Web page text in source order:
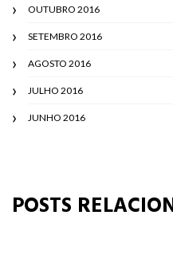
OUTUBRO 2016
SETEMBRO 2016
AGOSTO 2016
JULHO 2016
JUNHO 2016
POSTS